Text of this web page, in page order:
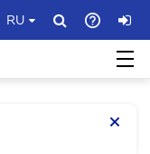
RU